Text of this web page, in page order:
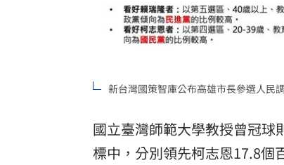
新台灣國策智庫公布高雄市長參選人民
國立臺灣師範大學教授曾冠球
標中，分別領先柯志恩17.8個